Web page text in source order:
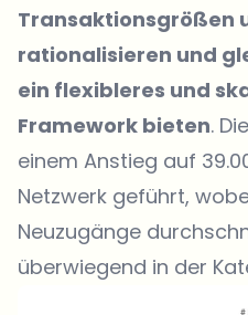
Transaktionsgrößen
rationalisieren und
ein flexibleres und
Framework bieten.
einem Anstieg auf
Netzwerk geführt,
Neuzugänge
überwiegend in der